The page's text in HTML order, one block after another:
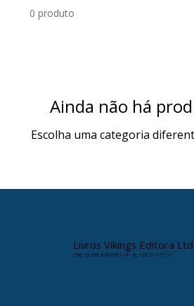
0 produto
Ainda não há
Escolha uma categoria
Livros Vikings Editora
CNPJ: 35.663.864/0001-78 · IE: 128201172111